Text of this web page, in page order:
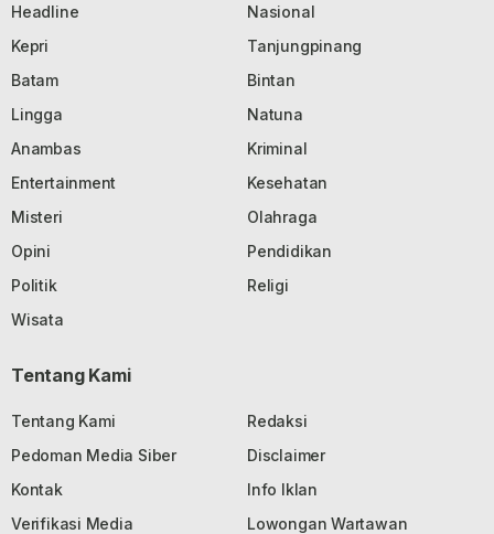
Headline
Nasional
Kepri
Tanjungpinang
Batam
Bintan
Lingga
Natuna
Anambas
Kriminal
Entertainment
Kesehatan
Misteri
Olahraga
Opini
Pendidikan
Politik
Religi
Wisata
Tentang Kami
Tentang Kami
Redaksi
Pedoman Media Siber
Disclaimer
Kontak
Info Iklan
Verifikasi Media
Lowongan Wartawan